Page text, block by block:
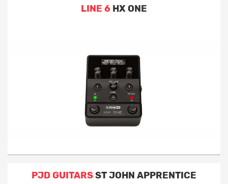
Wzmacniacz
LINE 6 HX ONE
PJD GUITARSST JOHN APPRENTICE